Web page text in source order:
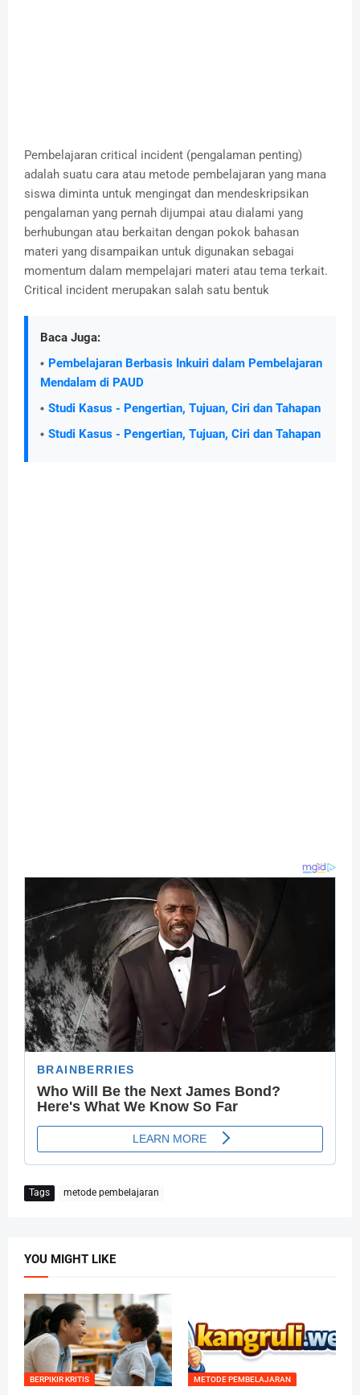
Pembelajaran critical incident (pengalaman penting)
adalah suatu cara atau metode pembelajaran yang mana
siswa diminta untuk mengingat dan mendeskripsikan
pengalaman yang pernah dijumpai atau dialami yang
berhubungan atau berkaitan dengan pokok bahasan
materi yang disampaikan untuk digunakan sebagai
momentum dalam mempelajari materi atau tema terkait.
Critical incident merupakan salah satu bentuk
Baca Juga:
Pembelajaran Berbasis Inkuiri dalam Pembelajaran
Mendalam di PAUD
Studi Kasus - Pengertian, Tujuan, Ciri dan Tahapan
Studi Kasus - Pengertian, Tujuan, Ciri dan Tahapan
Tags metode pembelajaran
YOU MIGHT LIKE
BERPIKIR KRITIS METODE PEMBELAJARAN